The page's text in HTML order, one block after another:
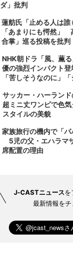
ダ」批判
蓮舫氏「止める人は誰
「あまりにも愕然」
合掌」巡る投稿を批判
NHK朝ドラ「風、薫
優の強烈インパクト
「苦しそうなのに」
サッカー・ハーランド
超ミニ丈ワンピで色
スタイルの美貌
家族旅行の機内で「パ
5児の父・エハラマ
席配置の理由
J-CASTニュースを
最新情報をチ